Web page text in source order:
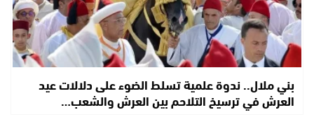
بني ملال.. ندوة علمية تسلط الضوء على دلالات عيد
العرش في ترسيخ التلاحم بين العرش والشعب…